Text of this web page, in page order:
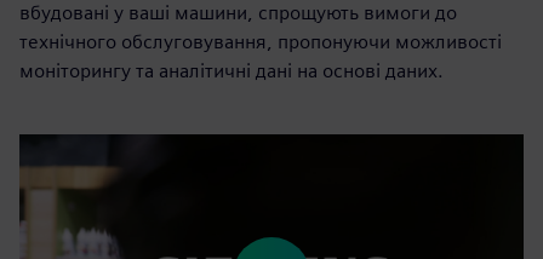
вбудовані у ваші машини, спрощують вимоги до
технічного обслуговування, пропонуючи можливості
моніторингу та аналітичні дані на основі даних.